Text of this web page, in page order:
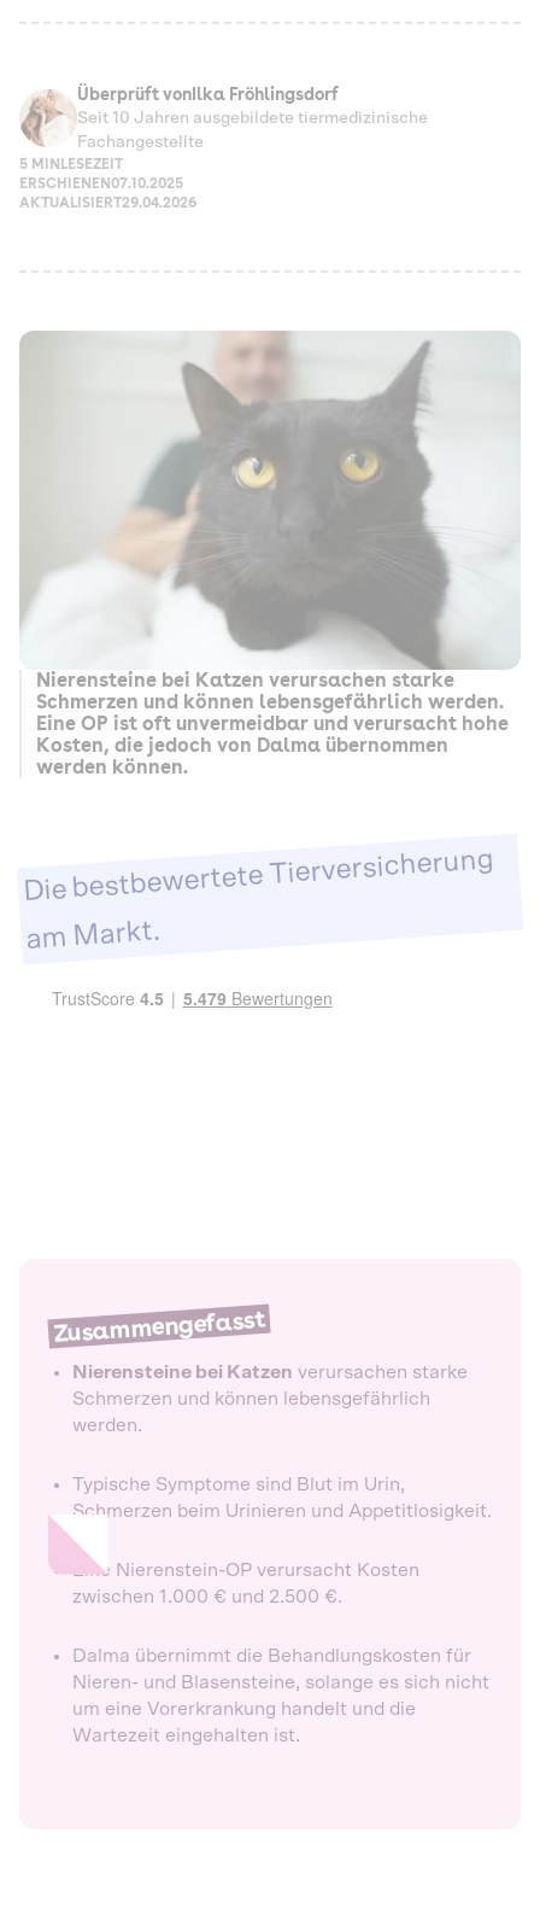
Überprüft von Ilka Fröhlingsdorf
Seit 10 Jahren ausgebildete tiermedizinische
Fachangestellte
5 MIN LESEZEIT
ERSCHIENEN07.10.2025
AKTUALISIERT29.04.2026
Nierensteine bei Katzen verursachen starke
Schmerzen und können lebensgefährlich werden.
Eine OP ist oft unvermeidbar und verursacht hohe
Kosten, die jedoch von Dalma übernommen
werden können.
Die bestbewertete Tierversicherung
am Markt.
Zusammengefasst
Nierensteine bei Katzen verursachen starke
Schmerzen und können lebensgefährlich
werden.
Typische Symptome sind Blut im Urin,
Schmerzen beim Urinieren und Appetitlosigkeit.
Eine Nierenstein-OP verursacht Kosten
zwischen 1.000 € und 2.500 €.
Dalma übernimmt die Behandlungskosten für
Nieren- und Blasensteine, solange es sich nicht
um eine Vorerkrankung handelt und die
Wartezeit eingehalten ist.